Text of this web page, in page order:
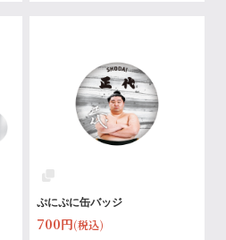
ぷにぷに缶バッジ
700円(税込)